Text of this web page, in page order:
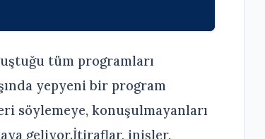
tüm programları
yepyeni bir program
söylemeye, konuşulmayanları
geliyor.İtiraflar, inişler,